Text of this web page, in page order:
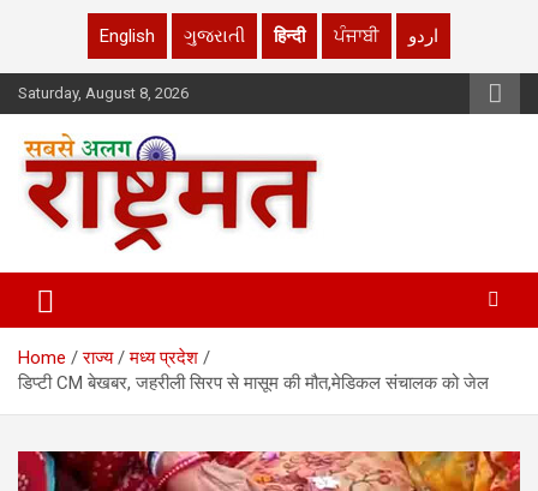
English ગુજરાતી हिन्दी ਪੰਜਾਬੀ اردو
Skip
to
Saturday, August 8, 2026
rashtrmat.com
Home राज्य
मध्य प्रदेश
डिप्टी CM बेखबर, जहरीली सिरप से मासूम की मौत,मेडिकल संचालक को जेल